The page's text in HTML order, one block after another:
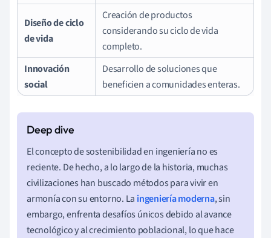
Diseño de ciclo
de vida
Creación de productos
considerando su ciclo de vida
completo.
Innovación
social
Desarrollo de soluciones que
beneficien a comunidades enteras.
El concepto de sostenibilidad en ingeniería no es
reciente. De hecho, a lo largo de la historia, muchas
civilizaciones han buscado métodos para vivir en
armonía con su entorno. La ingeniería moderna, sin
embargo, enfrenta desafíos únicos debido al avance
tecnológico y al crecimiento poblacional, lo que hace